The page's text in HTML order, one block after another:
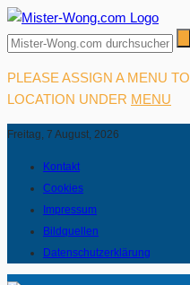
PLEASE ASSIGN A MENU
LOCATION UNDER MENU
Freitag, 7 August, 2026
Kontakt
Cookies
Impressum
Bildquellen
Datenschutzerklärung